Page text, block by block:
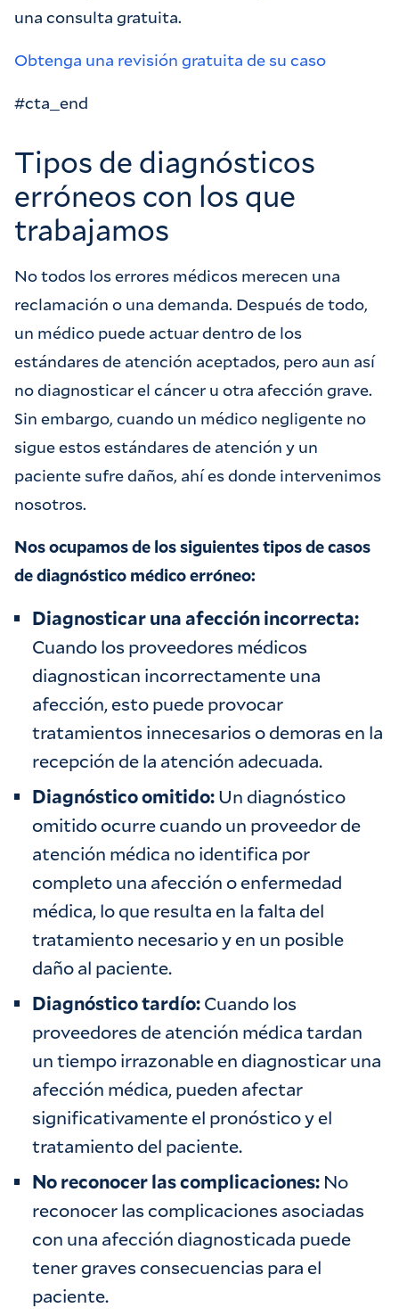
una consulta gratuita.
Obtenga una revisión gratuita de su caso
#cta_end
Tipos de diagnósticos
erróneos con los que
trabajamos
No todos los errores médicos merecen una
reclamación o una demanda. Después de todo,
un médico puede actuar dentro de los
estándares de atención aceptados, pero aun así
no diagnosticar el cáncer u otra afección grave.
Sin embargo, cuando un médico negligente no
sigue estos estándares de atención y un
paciente sufre daños, ahí es donde intervenimos
nosotros.
Nos ocupamos de los siguientes tipos de casos
de diagnóstico médico erróneo:
Diagnosticar una afección incorrecta:
Cuando los proveedores médicos
diagnostican incorrectamente una
afección, esto puede provocar
tratamientos innecesarios o demoras en la
recepción de la atención adecuada.
Diagnóstico omitido:Un diagnóstico
omitido ocurre cuando un proveedor de
atención médica no identifica por
completo una afección o enfermedad
médica, lo que resulta en la falta del
tratamiento necesario y en un posible
daño al paciente.
Diagnóstico tardío:Cuando los
proveedores de atención médica tardan
un tiempo irrazonable en diagnosticar una
afección médica, pueden afectar
significativamente el pronóstico y el
tratamiento del paciente.
No reconocer las complicaciones: No
reconocer las complicaciones asociadas
con una afección diagnosticada puede
tener graves consecuencias para el
paciente.